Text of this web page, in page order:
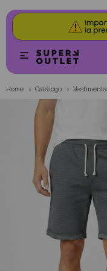

Home Catálogo Vestimenta